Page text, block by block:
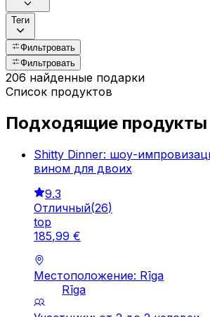
Теги
Фильтровать
Фильтровать
206 найденные подарки
Список продуктов
Подходящие продукты
Shitty Dinner: шоу-
вином для двоих
9.3
Отличный(26)
top
185,99 €
Местоположение: Rīga
Rīga